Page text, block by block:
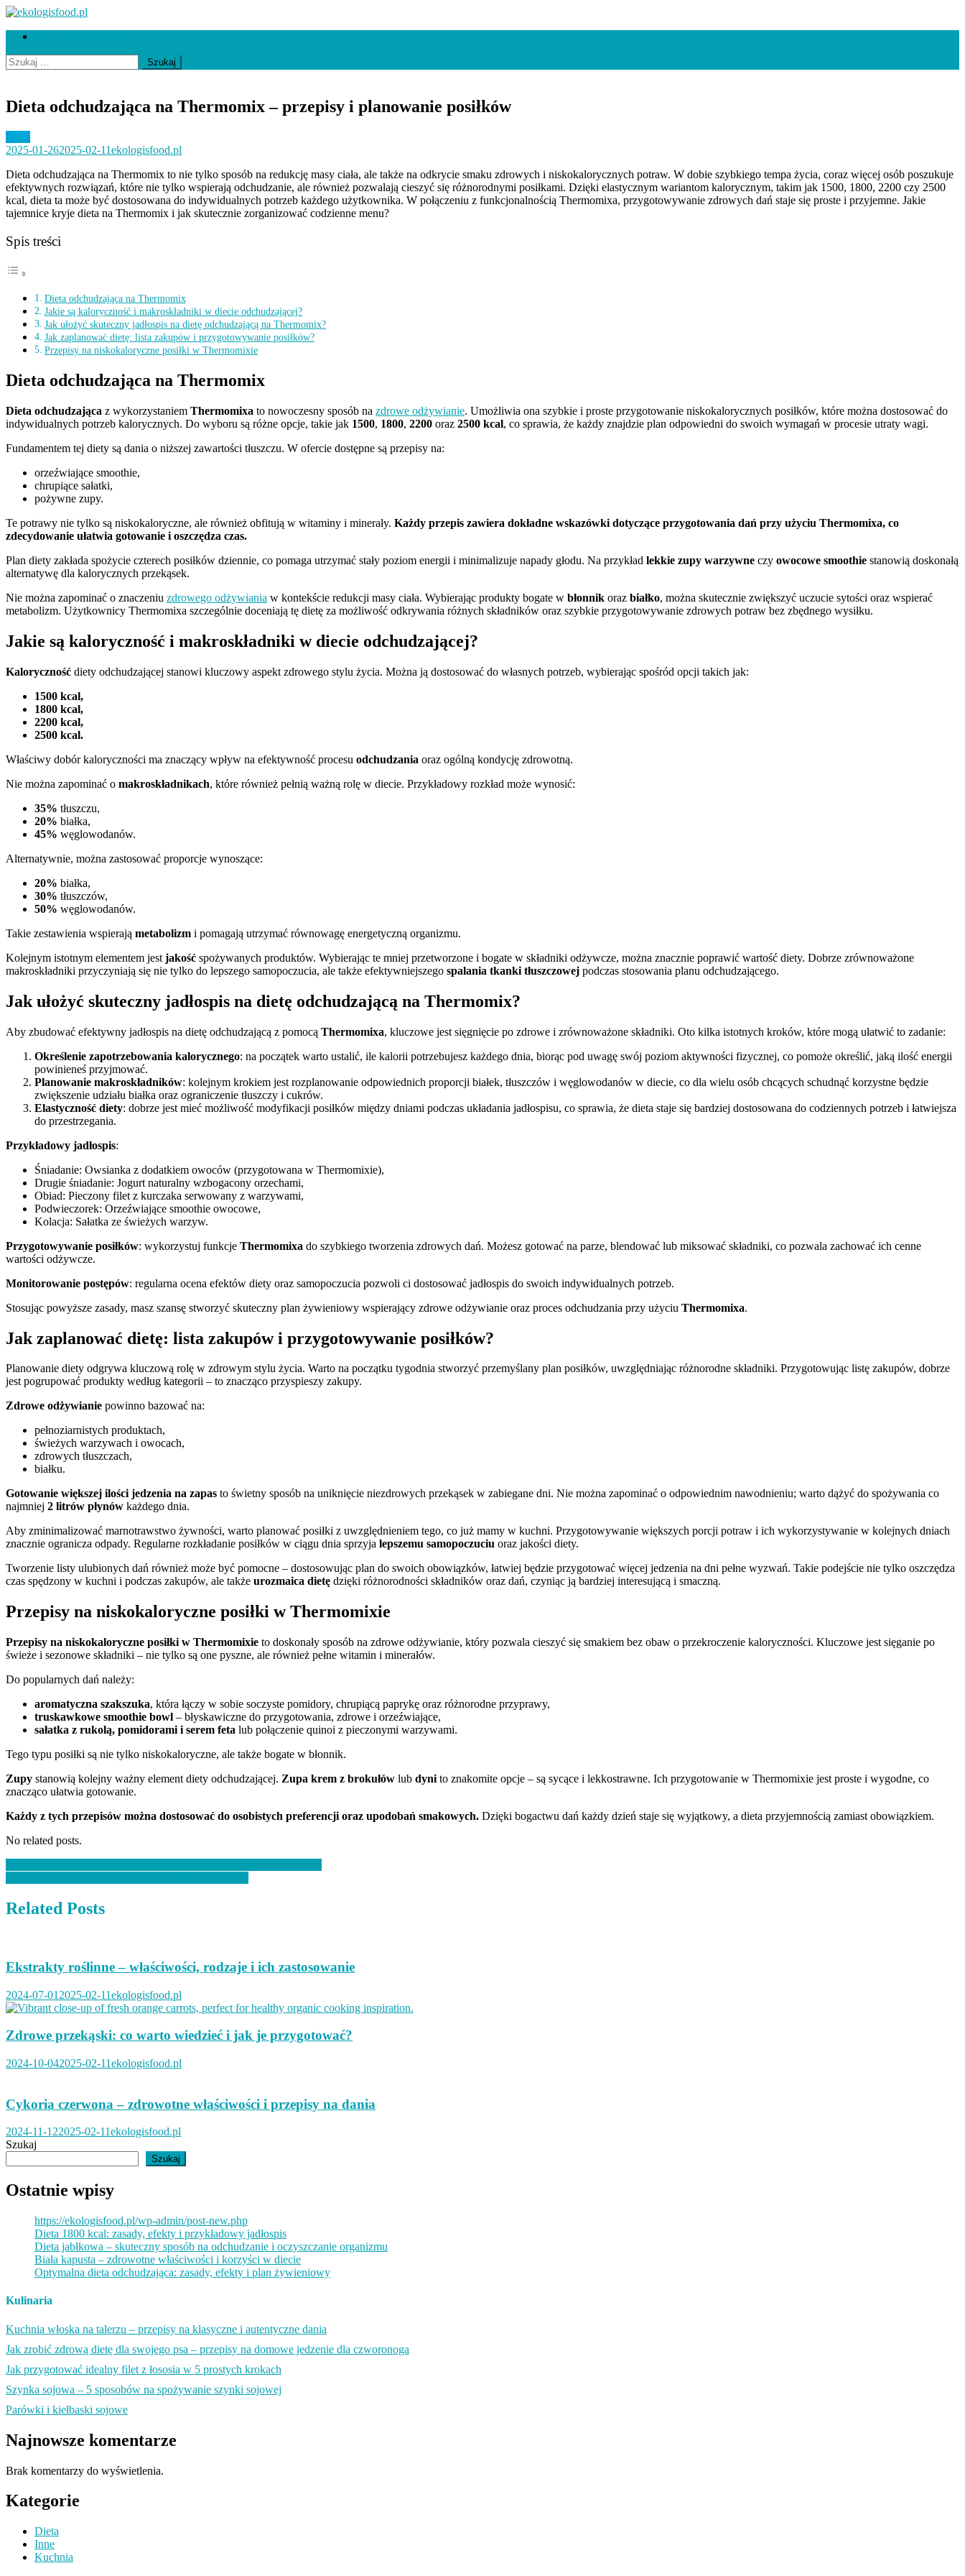
Skip
content
ekologisfood.pl
Ekologis
Szukaj:
Dieta odchudzająca na Thermomix – przepisy i planowanie posiłków
Dieta
2025-01-262025-02-11ekologisfood.pl
Dieta odchudzająca na Thermomix to nie tylko sposób na redukcję masy ciała, ale także na odkrycie smaku zdrowych i niskokalorycznych potraw. W dobie szybkiego tempa życia, coraz więcej osób poszukuje
efektywnych rozwiązań, które nie tylko wspierają odchudzanie, ale również pozwalają cieszyć się różnorodnymi posiłkami. Dzięki elastycznym wariantom kalorycznym, takim jak 1500, 1800, 2200 czy 2500
kcal, dieta ta może być dostosowana do indywidualnych potrzeb każdego użytkownika. W połączeniu z funkcjonalnością Thermomixa, przygotowywanie zdrowych dań staje się proste i przyjemne. Jakie
tajemnice kryje dieta na Thermomix i jak skutecznie zorganizować codzienne menu?
Spis treści
Dieta odchudzająca na Thermomix
Jakie są kaloryczność i makroskładniki w diecie odchudzającej?
Jak ułożyć skuteczny jadłospis na dietę odchudzającą na Thermomix?
Jak zaplanować dietę: lista zakupów i przygotowywanie posiłków?
Przepisy na niskokaloryczne posiłki w Thermomixie
Dieta odchudzająca na Thermomix
Dieta odchudzająca z wykorzystaniem Thermomixa to nowoczesny sposób na zdrowe odżywianie. Umożliwia ona szybkie i proste przygotowanie niskokalorycznych posiłków, które można dostosować do
indywidualnych potrzeb kalorycznych. Do wyboru są różne opcje, takie jak 1500, 1800, 2200 oraz 2500 kcal, co sprawia, że każdy znajdzie plan odpowiedni do swoich wymagań w procesie utraty wagi.
Fundamentem tej diety są dania o niższej zawartości tłuszczu. W ofercie dostępne są przepisy na:
orzeźwiające smoothie,
chrupiące sałatki,
pożywne zupy.
Te potrawy nie tylko są niskokaloryczne, ale również obfitują w witaminy i minerały. Każdy przepis zawiera dokładne wskazówki dotyczące przygotowania dań przy użyciu Thermomixa, co
zdecydowanie ułatwia gotowanie i oszczędza czas.
Plan diety zakłada spożycie czterech posiłków dziennie, co pomaga utrzymać stały poziom energii i minimalizuje napady głodu. Na przykład lekkie zupy warzywne czy owocowe smoothie stanowią doskonałą
alternatywę dla kalorycznych przekąsek.
Nie można zapominać o znaczeniu zdrowego odżywiania w kontekście redukcji masy ciała. Wybierając produkty bogate w błonnik oraz białko, można skutecznie zwiększyć uczucie sytości oraz wspierać
metabolizm. Użytkownicy Thermomixa szczególnie doceniają tę dietę za możliwość odkrywania różnych składników oraz szybkie przygotowywanie zdrowych potraw bez zbędnego wysiłku.
Jakie są kaloryczność i makroskładniki w diecie odchudzającej?
Kaloryczność diety odchudzającej stanowi kluczowy aspekt zdrowego stylu życia. Można ją dostosować do własnych potrzeb, wybierając spośród opcji takich jak:
1500 kcal,
1800 kcal,
2200 kcal,
2500 kcal.
Właściwy dobór kaloryczności ma znaczący wpływ na efektywność procesu odchudzania oraz ogólną kondycję zdrowotną.
Nie można zapominać o makroskładnikach, które również pełnią ważną rolę w diecie. Przykładowy rozkład może wynosić:
35% tłuszczu,
20% białka,
45% węglowodanów.
Alternatywnie, można zastosować proporcje wynoszące:
20% białka,
30% tłuszczów,
50% węglowodanów.
Takie zestawienia wspierają metabolizm i pomagają utrzymać równowagę energetyczną organizmu.
Kolejnym istotnym elementem jest jakość spożywanych produktów. Wybierając te mniej przetworzone i bogate w składniki odżywcze, można znacznie poprawić wartość diety. Dobrze zrównoważone
makroskładniki przyczyniają się nie tylko do lepszego samopoczucia, ale także efektywniejszego spalania tkanki tłuszczowej podczas stosowania planu odchudzającego.
Jak ułożyć skuteczny jadłospis na dietę odchudzającą na Thermomix?
Aby zbudować efektywny jadłospis na dietę odchudzającą z pomocą Thermomixa, kluczowe jest sięgnięcie po zdrowe i zrównoważone składniki. Oto kilka istotnych kroków, które mogą ułatwić to zadanie:
Określenie zapotrzebowania kalorycznego: na początek warto ustalić, ile kalorii potrzebujesz każdego dnia, biorąc pod uwagę swój poziom aktywności fizycznej, co pomoże określić, jaką ilość energii
powinieneś przyjmować.
Planowanie makroskładników: kolejnym krokiem jest rozplanowanie odpowiednich proporcji białek, tłuszczów i węglowodanów w diecie, co dla wielu osób chcących schudnąć korzystne będzie
zwiększenie udziału białka oraz ograniczenie tłuszczy i cukrów.
Elastyczność diety: dobrze jest mieć możliwość modyfikacji posiłków między dniami podczas układania jadłospisu, co sprawia, że dieta staje się bardziej dostosowana do codziennych potrzeb i łatwiejsza
do przestrzegania.
Przykładowy jadłospis:
Śniadanie: Owsianka z dodatkiem owoców (przygotowana w Thermomixie),
Drugie śniadanie: Jogurt naturalny wzbogacony orzechami,
Obiad: Pieczony filet z kurczaka serwowany z warzywami,
Podwieczorek: Orzeźwiające smoothie owocowe,
Kolacja: Sałatka ze świeżych warzyw.
Przygotowywanie posiłków: wykorzystuj funkcje Thermomixa do szybkiego tworzenia zdrowych dań. Możesz gotować na parze, blendować lub miksować składniki, co pozwala zachować ich cenne
wartości odżywcze.
Monitorowanie postępów: regularna ocena efektów diety oraz samopoczucia pozwoli ci dostosować jadłospis do swoich indywidualnych potrzeb.
Stosując powyższe zasady, masz szansę stworzyć skuteczny plan żywieniowy wspierający zdrowe odżywianie oraz proces odchudzania przy użyciu Thermomixa.
Jak zaplanować dietę: lista zakupów i przygotowywanie posiłków?
Planowanie diety odgrywa kluczową rolę w zdrowym stylu życia. Warto na początku tygodnia stworzyć przemyślany plan posiłków, uwzględniając różnorodne składniki. Przygotowując listę zakupów, dobrze
jest pogrupować produkty według kategorii – to znacząco przyspieszy zakupy.
Zdrowe odżywianie powinno bazować na:
pełnoziarnistych produktach,
świeżych warzywach i owocach,
zdrowych tłuszczach,
białku.
Gotowanie większej ilości jedzenia na zapas to świetny sposób na uniknięcie niezdrowych przekąsek w zabiegane dni. Nie można zapominać o odpowiednim nawodnieniu; warto dążyć do spożywania co
najmniej 2 litrów płynów każdego dnia.
Aby zminimalizować marnotrawstwo żywności, warto planować posiłki z uwzględnieniem tego, co już mamy w kuchni. Przygotowywanie większych porcji potraw i ich wykorzystywanie w kolejnych dniach
znacznie ogranicza odpady. Regularne rozkładanie posiłków w ciągu dnia sprzyja lepszemu samopoczuciu oraz jakości diety.
Tworzenie listy ulubionych dań również może być pomocne – dostosowując plan do swoich obowiązków, łatwiej będzie przygotować więcej jedzenia na dni pełne wyzwań. Takie podejście nie tylko oszczędza
czas spędzony w kuchni i podczas zakupów, ale także urozmaica dietę dzięki różnorodności składników oraz dań, czyniąc ją bardziej interesującą i smaczną.
Przepisy na niskokaloryczne posiłki w Thermomixie
Przepisy na niskokaloryczne posiłki w Thermomixie to doskonały sposób na zdrowe odżywianie, który pozwala cieszyć się smakiem bez obaw o przekroczenie kaloryczności. Kluczowe jest sięganie po
świeże i sezonowe składniki – nie tylko są one pyszne, ale również pełne witamin i minerałów.
Do popularnych dań należy:
aromatyczna szakszuka, która łączy w sobie soczyste pomidory, chrupiącą paprykę oraz różnorodne przyprawy,
truskawkowe smoothie bowl – błyskawiczne do przygotowania, zdrowe i orzeźwiające,
sałatka z rukolą, pomidorami i serem feta lub połączenie quinoi z pieczonymi warzywami.
Tego typu posiłki są nie tylko niskokaloryczne, ale także bogate w błonnik.
Zupy stanowią kolejny ważny element diety odchudzającej. Zupa krem z brokułów lub dyni to znakomite opcje – są sycące i lekkostrawne. Ich przygotowanie w Thermomixie jest proste i wygodne, co
znacząco ułatwia gotowanie.
Każdy z tych przepisów można dostosować do osobistych preferencji oraz upodobań smakowych. Dzięki bogactwu dań każdy dzień staje się wyjątkowy, a dieta przyjemnością zamiast obowiązkiem.
No related posts.
Nawigacja
wpisu
Related Posts
Ekstrakty roślinne – właściwości, rodzaje i ich zastosowanie
2024-07-01 2025-02-11ekologisfood.pl
Zdrowe przekąski: co warto wiedzieć i jak je przygotować?
2024-10-042025-02-11ekologisfood.pl
Cykoria czerwona – zdrowotne właściwości i przepisy na dania
2024-11-122025-02-11ekologisfood.pl
Szukaj
Szukaj
Ostatnie wpisy
https://ekologisfood.pl/wp-admin/post-new.php
Dieta 1800 kcal: zasady, efekty i przykładowy jadłospis
Dieta jabłkowa – skuteczny sposób na odchudzanie i oczyszczanie organizmu
Biała kapusta – zdrowotne właściwości i korzyści w diecie
Optymalna dieta odchudzająca: zasady, efekty i plan żywieniowy
Kulinaria
Kuchnia włoska na talerzu – przepisy na klasyczne i autentyczne dania
Jak zrobić zdrową dietę dla swojego psa – przepisy na domowe jedzenie dla czworonoga
Jak przygotować idealny filet z łososia w 5 prostych krokach
Szynka sojowa – 5 sposobów na spożywanie szynki sojowej
Parówki i kiełbaski sojowe
Najnowsze komentarze
Brak komentarzy do wyświetlenia.
Kategorie
Dieta
Inne
Kuchnia